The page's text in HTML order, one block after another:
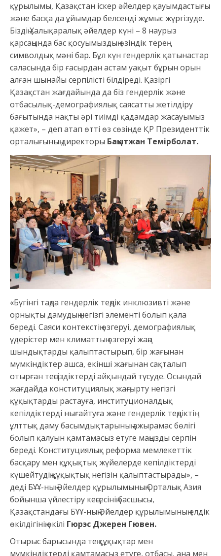
құрылымы, Қазақстан іскер әйелдер қауымдастығы
және басқа да ұйымдар белсенді жұмыс жүргізуде.
Біздің Халықаралық әйелдер күні – 8 наурыз
қарсаңында бас қосуымыздың өзіндік терең
символдық мәні бар. Бұл күн гендерлік қатынастар
саласында бір ғасырдан астам уақыт бұрын орын
алған шынайы серпілісті білдіреді. Қазіргі
Қазақстан жағдайында да біз гендерлік және
отбасылық-демографиялық саясатты жетілдіру
бағытында нақты әрі тиімді қадамдар жасауымыз
қажет», – деп атап өтті өз сөзінде ҚР Президенттік
орталығының директоры Бақытжан Темірболат.
«Бүгінгі таңда гендерлік теңдік инклюзивті және
орнықты дамудың негізгі элементі болып қала
береді. Саяси контекстің өзгеруі, демографиялық
үдерістер мен климаттың өзгеруі жаңа
шындықтарды қалыптастырып, бір жағынан
мүмкіндіктер ашса, екінші жағынан сақталып
отырған теңсіздіктерді айқындай түсуде. Осындай
жағдайда конституциялық жаңғырту негізгі
құқықтарды растауға, институционалдық
кепілдіктерді нығайтуға және гендерлік теңдіктің
ұлттық даму басымдықтарының ажырамас бөлігі
болып қалуын қамтамасыз етуге маңызды серпін
береді. Конституциялық реформа мемлекеттік
басқару мен құқықтық жүйелерде кепілдіктерді
күшейтудің құқықтық негізін қалыптастырады», –
деді БҰҰ-ның Әйелдер құрылымының Орталық Азия
бойынша үйлестіру кеңсесінің басшысы,
Қазақстандағы БҰҰ-ның Әйелдер құрылымының елдік
өкілдігінің өкілі Гюрэс Джерен Гювен.
Отырыс барысында тең құқықтар мен
мүмкіндіктерді қамтамасыз етуге, отбасы, ана мен